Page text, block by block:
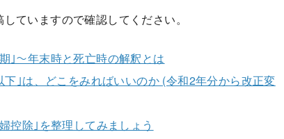
ていますので確認してください。
｣～年末時と死亡時の解釈とは
｣は、どこをみればいいのか (令和2年分から改正変
控除｣を整理してみましょう